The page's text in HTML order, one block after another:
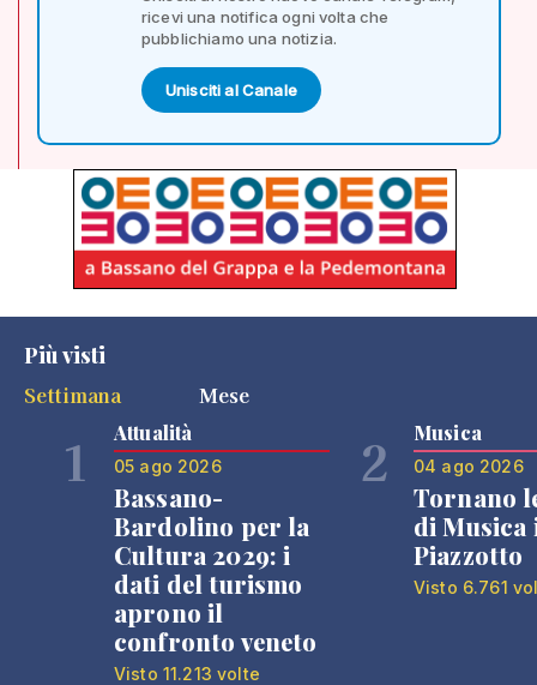
ricevi una notifica ogni volta che
pubblichiamo una notizia.
Unisciti al Canale
Più visti
Settimana
Mese
1 Attualità
05 ago 2026
Bassano-
Bardolino per la
Cultura 2029: i
dati del turismo
aprono il
confronto veneto
Visto 11.213 volte
2 Musica
04 ago 2026
Tornano
di Musica
Piazzotto
Visto 6.761